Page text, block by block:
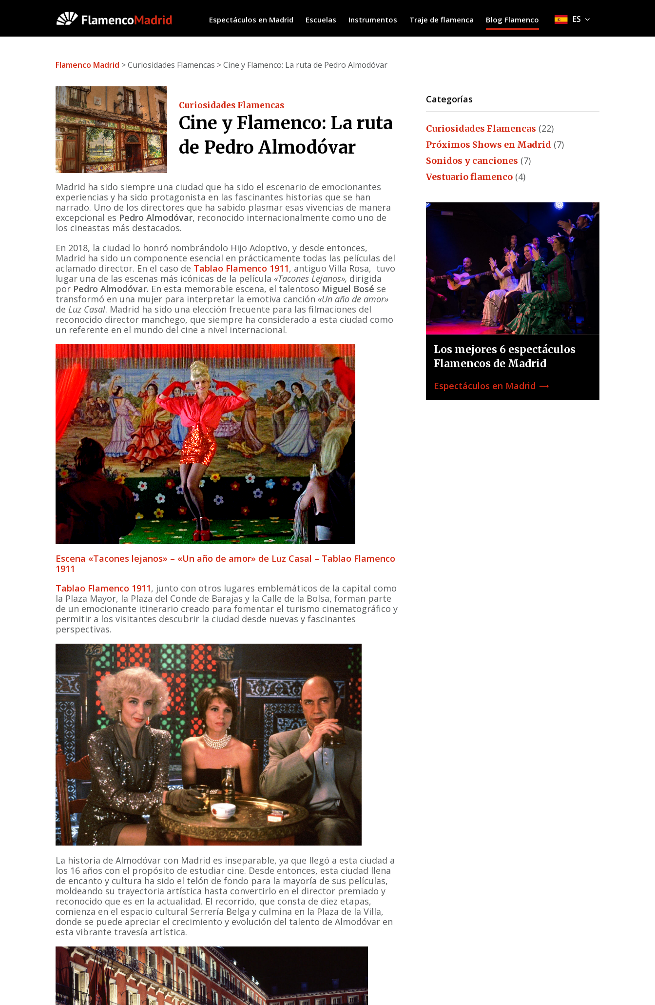
Espectáculos en Madrid Escuelas Instrumentos Traje de flamenca Blog Flamenco ES
Flamenco Madrid > Curiosidades Flamencas > Cine y Flamenco: La ruta de Pedro Almodóvar
Curiosidades Flamencas
Cine y Flamenco: La ruta
de Pedro Almodóvar
Madrid ha sido siempre una ciudad que ha sido el escenario de emocionantes
experiencias y ha sido protagonista en las fascinantes historias que se han
narrado. Uno de los directores que ha sabido plasmar esas vivencias de manera
excepcional es Pedro Almodóvar, reconocido internacionalmente como uno de
los cineastas más destacados.
En 2018, la ciudad lo honró nombrándolo Hijo Adoptivo, y desde entonces,
Madrid ha sido un componente esencial en prácticamente todas las películas del
aclamado director. En el caso de Tablao Flamenco 1911, antiguo Villa Rosa, tuvo
lugar una de las escenas más icónicas de la película «Tacones Lejanos», dirigida
por Pedro Almodóvar. En esta memorable escena, el talentoso Miguel Bosé se
transformó en una mujer para interpretar la emotiva canción «Un año de amor»
de Luz Casal. Madrid ha sido una elección frecuente para las filmaciones del
reconocido director manchego, que siempre ha considerado a esta ciudad como
un referente en el mundo del cine a nivel internacional.
Escena «Tacones lejanos» – «Un año de amor» de Luz Casal – Tablao Flamenco
1911
Tablao Flamenco 1911, junto con otros lugares emblemáticos de la capital como
la Plaza Mayor, la Plaza del Conde de Barajas y la Calle de la Bolsa, forman parte
de un emocionante itinerario creado para fomentar el turismo cinematográfico y
permitir a los visitantes descubrir la ciudad desde nuevas y fascinantes
perspectivas.
La historia de Almodóvar con Madrid es inseparable, ya que llegó a esta ciudad a
los 16 años con el propósito de estudiar cine. Desde entonces, esta ciudad llena
de encanto y cultura ha sido el telón de fondo para la mayoría de sus películas,
moldeando su trayectoria artística hasta convertirlo en el director premiado y
reconocido que es en la actualidad. El recorrido, que consta de diez etapas,
comienza en el espacio cultural Serrería Belga y culmina en la Plaza de la Villa,
donde se puede apreciar el crecimiento y evolución del talento de Almodóvar en
esta vibrante travesía artística.
Categorías
Curiosidades Flamencas (22)
Próximos Shows en Madrid (7)
Sonidos y canciones (7)
Vestuario flamenco (4)
Los mejores 6 espectáculos
Flamencos de Madrid
Espectáculos en Madrid trending_flat